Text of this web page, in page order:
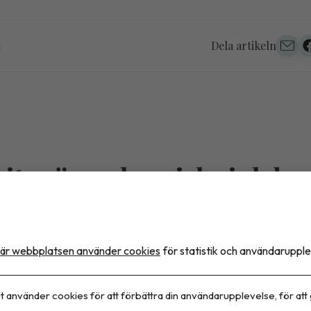
Dela artikeln
är en kronisk
ett tillfälligt problem?
kan vara den saknade länken i en vårdmodell som
webbplatsen använder cookies för statistik och
använder cookies för att förbättra din användarupplevelse, för att